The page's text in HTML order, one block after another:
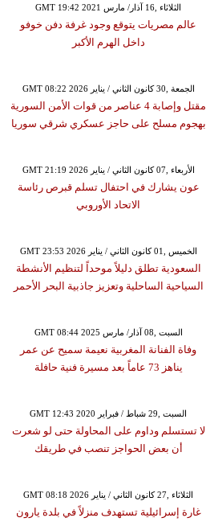
GMT 19:42 2021 الثلاثاء ,16 آذار/ مارس
عالم مصريات يتوقع وجود غرفة دفن خوفو
داخل الهرم الأكبر
GMT 08:22 2026 الجمعة ,30 كانون الثاني / يناير
مقتل وإصابة 4 عناصر من قوات الأمن السورية
بهجوم مسلح على حاجز عسكري شرقي سوريا
GMT 21:19 2026 الأربعاء ,07 كانون الثاني / يناير
عون يشارك في احتفال تسلم قبرص رئاسة
الاتحاد الأوروبي
GMT 23:53 2026 الخميس ,01 كانون الثاني / يناير
السعودية تطلق دليلاً موحداً لتنظيم الأنشطة
السياحية الساحلية وتعزيز جاذبية البحر الأحمر
GMT 08:44 2025 السبت ,08 آذار/ مارس
وفاة الفنانة المغربية نعيمة سميح عن عمر
يناهز 73 عاماً بعد مسيرة فنية حافلة
GMT 12:43 2020 السبت ,29 شباط / فبراير
لا تستسلم وداوم على المحاولة حتى لو شعرت
أن بعض الحواجز تنصب في طريقك
GMT 08:18 2026 الثلاثاء ,27 كانون الثاني / يناير
غارة إسرائيلية تستهدف منزلاً في بلدة يارون